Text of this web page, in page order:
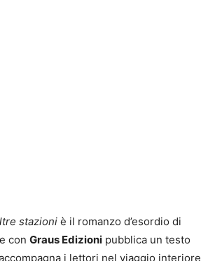
stazioni è il romanzo d’esordio di
con Graus Edizioni pubblica un testo
i lettori nel viaggio interiore